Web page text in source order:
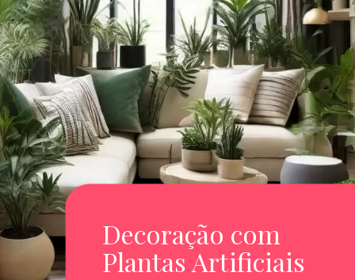
Decoração com
Plantas Artificiais